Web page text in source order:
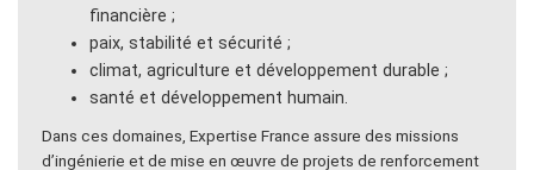
financière ;
paix, stabilité et sécurité ;
climat, agriculture et développement durable ;
santé et développement humain.
Dans ces domaines, Expertise France assure des missions
d’ingénierie et de mise en œuvre de projets de renforcement